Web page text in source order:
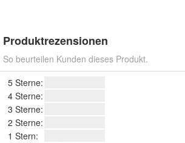
Produktrezensionen
So beurteilen Kunden dieses Produkt.
5 Sterne:
4 Sterne:
3 Sterne:
2 Sterne:
1 Stern: